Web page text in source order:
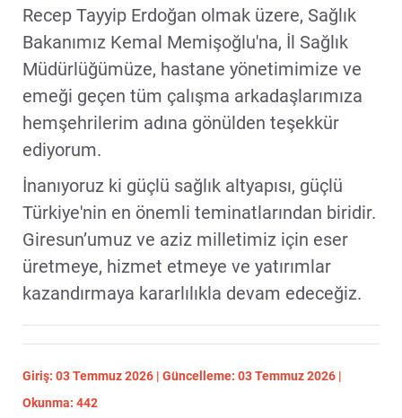
Recep Tayyip Erdoğan olmak üzere, Sağlık
Bakanımız Kemal Memişoğlu'na, İl Sağlık
Müdürlüğümüze, hastane yönetimimize ve
emeği geçen tüm çalışma arkadaşlarımıza
hemşehrilerim adına gönülden teşekkür
ediyorum.
İnanıyoruz ki güçlü sağlık altyapısı, güçlü
Türkiye'nin en önemli teminatlarından biridir.
Giresun’umuz ve aziz milletimiz için eser
üretmeye, hizmet etmeye ve yatırımlar
kazandırmaya kararlılıkla devam edeceğiz.
Giriş: 03 Temmuz 2026 | Güncelleme: 03 Temmuz 2026 |
Okunma: 442